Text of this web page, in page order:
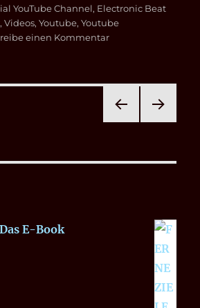
YouTube Channel, Electronic Beat
,Videos,Youtube,Youtube
einen Kommentarzu
SEIT E
E-Book